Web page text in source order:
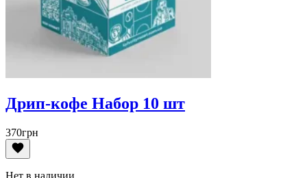
Дрип-кофе Набор 10 шт
370грн
Нет в наличии